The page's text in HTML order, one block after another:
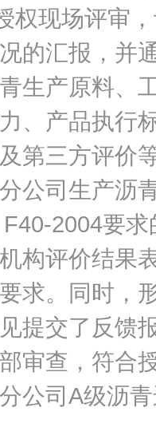
权现场评审
的汇报，并
生产原料、
、产品执行
第三方评价
公司生产沥
2004要
构评价结果
求。同时，
提交了反馈
审查，符合
公司A级沥